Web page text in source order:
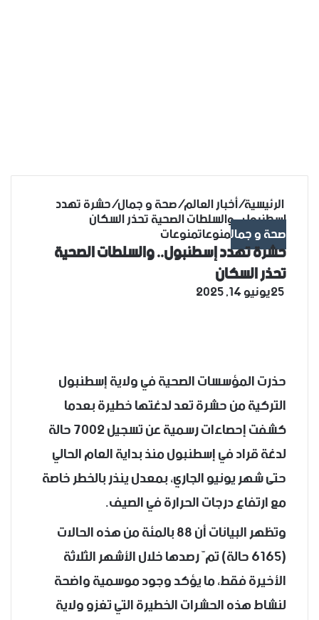
الرئيسية/أخبار العالم/صحة و جمال/حشرة تهددإسطنبول.. والسلطات الصحية تحذر السكان
صحة و جمالمنوعاتمنوعات
حشرة تهدد إسطنبول.. والسلطات الصحية
تحذر السكان
يونيو 14, 2025
فيسبوك
‫X
لينكدإن
واتساب
تيلقرام
حذرت المؤسسات الصحية في ولاية إسطنبول
التركية من حشرة تعد لدغتها خطيرة بعدما
كشفت إحصاءات رسمية عن تسجيل 7002 حالة
لدغة قراد في إسطنبول منذ بداية العام الحالي
حتى شهر يونيو الجاري، بمعدل ينذر بالخطر خاصة
مع ارتفاع درجات الحرارة في الصيف.
وتظهر البيانات أن 88 بالمئة من هذه الحالات
(6165 حالة) تمّ رصدها خلال الأشهر الثلاثة
الأخيرة فقط، ما يؤكد وجود موسمية واضحة
لنشاط هذه الحشرات الخطيرة التي تغزو ولاية